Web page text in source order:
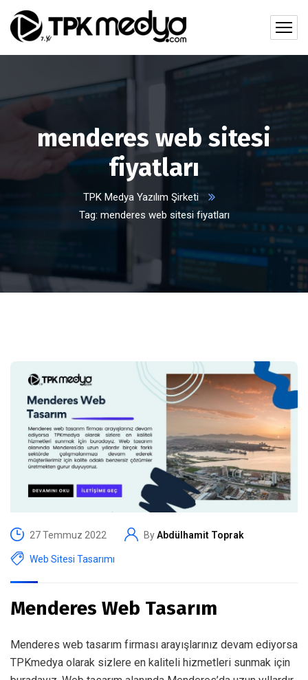
menderes web sitesi
fiyatları
TPK Medya Yazılım Şirketi
Tag: menderes web sitesi fiyatları
27 Temmuz 2022 ByAbdülhamit Toprak
Web Sitesi Tasarımı
Menderes Web Tasarım
Menderes web tasarım firması arayışlarınız devam ediyorsa
TPKmedya olarak sizlere en kaliteli hizmetleri sunmak için